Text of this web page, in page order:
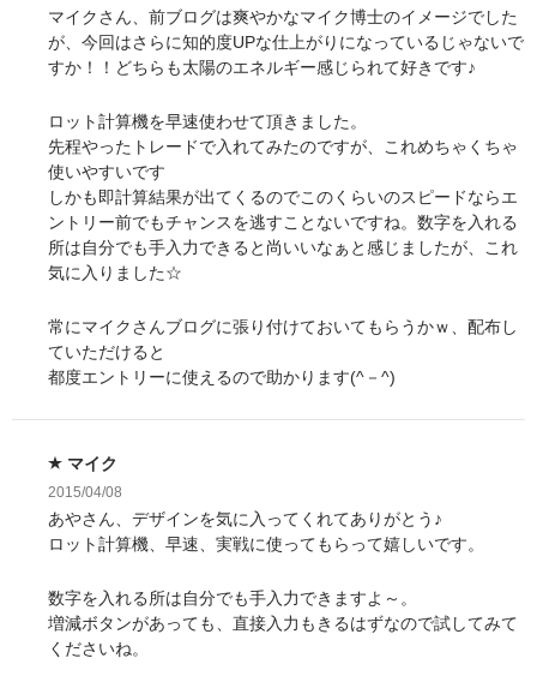
マイクさん、前ブログは爽やかなマイク博士のイメージでした
が、今回はさらに知的度UPな仕上がりになっているじゃないで
すか！！どちらも太陽のエネルギー感じられて好きです♪
ロット計算機を早速使わせて頂きました。
先程やったトレードで入れてみたのですが、これめちゃくちゃ
使いやすいです
しかも即計算結果が出てくるのでこのくらいのスピードならエ
ントリー前でもチャンスを逃すことないですね。数字を入れる
所は自分でも手入力できると尚いいなぁと感じましたが、これ
気に入りました☆
常にマイクさんブログに張り付けておいてもらうかｗ、配布し
ていただけると
都度エントリーに使えるので助かります(^－^)
マイク
2015/04/08
あやさん、デザインを気に入ってくれてありがとう♪
ロット計算機、早速、実戦に使ってもらって嬉しいです。
数字を入れる所は自分でも手入力できますよ～。
増減ボタンがあっても、直接入力もきるはずなので試してみて
くださいね。